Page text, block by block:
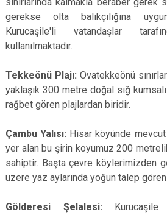
gerekse olta balıkçılığına
Kurucaşile'li vatandaşlar
kullanılmaktadır.
Tekkeönü Plajı: Ovatekkeönü
yaklaşık 300 metre doğal sığ
rağbet gören plajlardan biridir.
Çambu Yalısı: Hisar köyünde
yer alan bu şirin koyumuz 200
sahiptir. Başta çevre köylerimizden
üzere yaz aylarında yoğun talep
Gölderesi Şelalesi: